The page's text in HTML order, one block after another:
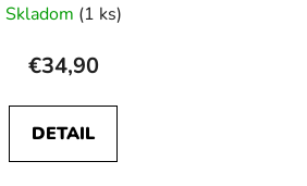
Skladom (1 ks)
€34,90
DETAIL